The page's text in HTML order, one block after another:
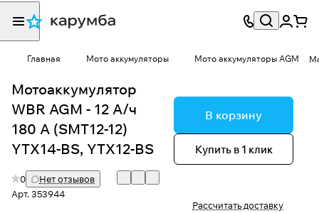
Главная Мото аккумуляторы Мото аккумуляторы AGM
Мотоаккумулятор
WBR AGM - 12 А/ч
180 А (SMT12-12)
YTX14-BS, YTX12-BS
0
Нет отзывов
Арт.353944
В корзину
Купить в 1 клик
Рассчитать доставку